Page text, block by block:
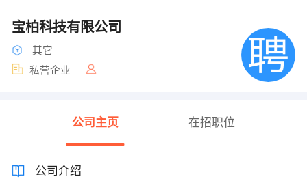
宝柏科技有限公司
其它
私营企业
公司主页 在招职位
公司介绍